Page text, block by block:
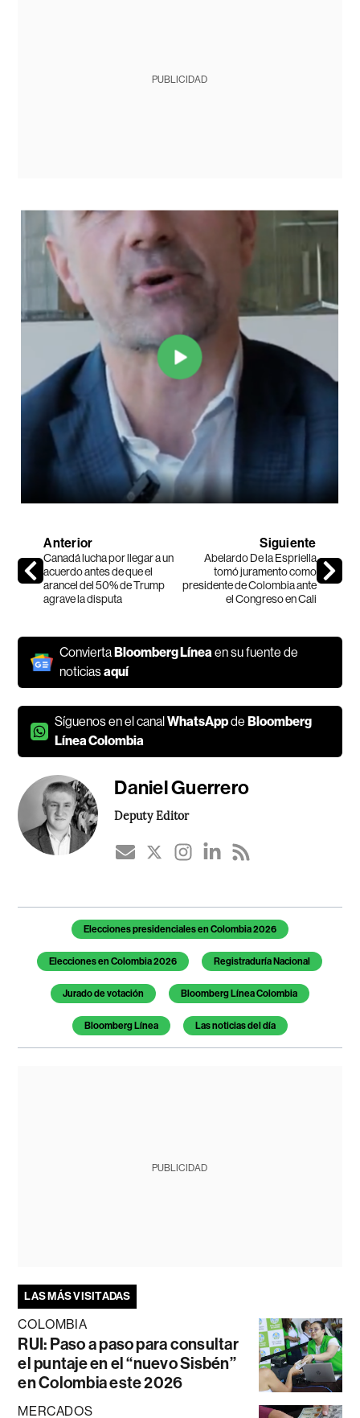
PUBLICIDAD
Anterior
Canadá lucha por llegar a un
acuerdo antes de que el
arancel del 50% de Trump
agrave la disputa
Siguiente
Abelardo De la Espriella
tomó juramento como
presidente de Colombia ante
el Congreso en Cali
ConviertaBloomberg Líneaen su fuente de
noticiasaquí
Síguenos en el canalWhatsAppdeBloomberg
Línea Colombia
Daniel Guerrero
Deputy Editor
Temas de este artículo
Elecciones presidenciales en Colombia 2026
Elecciones en Colombia 2026 Registraduría Nacional
Jurado de votación Bloomberg Línea Colombia
Bloomberg Línea Las noticias del día
PUBLICIDAD
LAS MÁS VISITADAS
COLOMBIA
RUI: Paso a paso para consultar
el puntaje en el “nuevo Sisbén”
en Colombia este 2026
MERCADOS